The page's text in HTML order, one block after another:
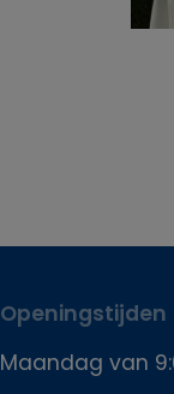
Openingstijden
Maandag van